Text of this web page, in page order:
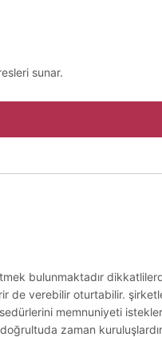
sunar.
bulunmaktadır
de verebilir oturtabilir.
memnuniyeti
zaman kuruluşlardır